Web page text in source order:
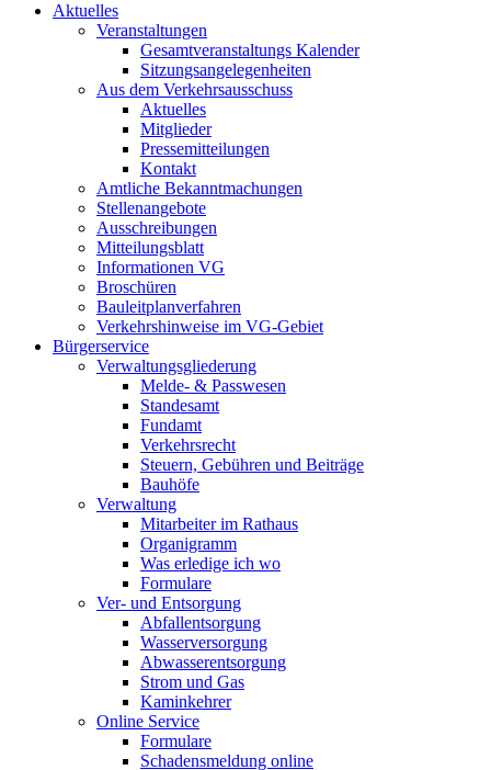
Aktuelles
Veranstaltungen
Gesamtveranstaltungs Kalender
Sitzungsangelegenheiten
Aus dem Verkehrsausschuss
Aktuelles
Mitglieder
Pressemitteilungen
Kontakt
Amtliche Bekanntmachungen
Stellenangebote
Ausschreibungen
Mitteilungsblatt
Informationen VG
Broschüren
Bauleitplanverfahren
Verkehrshinweise im VG-Gebiet
Bürgerservice
Verwaltungsgliederung
Melde- & Passwesen
Standesamt
Fundamt
Verkehrsrecht
Steuern, Gebühren und Beiträge
Bauhöfe
Verwaltung
Mitarbeiter im Rathaus
Organigramm
Was erledige ich wo
Formulare
Ver- und Entsorgung
Abfallentsorgung
Wasserversorgung
Abwasserentsorgung
Strom und Gas
Kaminkehrer
Online Service
Formulare
Schadensmeldung online